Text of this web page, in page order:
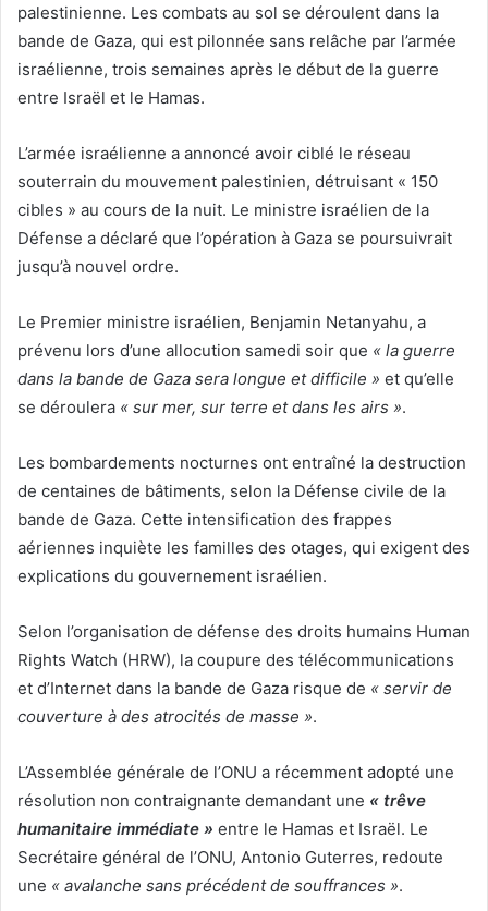
palestinienne. Les combats au sol se déroulent dans la
bande de Gaza, qui est pilonnée sans relâche par l’armée
israélienne, trois semaines après le début de la guerre
entre Israël et le Hamas.
L’armée israélienne a annoncé avoir ciblé le réseau
souterrain du mouvement palestinien, détruisant « 150
cibles » au cours de la nuit. Le ministre israélien de la
Défense a déclaré que l’opération à Gaza se poursuivrait
jusqu’à nouvel ordre.
Le Premier ministre israélien, Benjamin Netanyahu, a
prévenu lors d’une allocution samedi soir que « la guerre
dans la bande de Gaza sera longue et difficile » et qu’elle
se déroulera « sur mer, sur terre et dans les airs ».
Les bombardements nocturnes ont entraîné la destruction
de centaines de bâtiments, selon la Défense civile de la
bande de Gaza. Cette intensification des frappes
aériennes inquiète les familles des otages, qui exigent des
explications du gouvernement israélien.
Selon l’organisation de défense des droits humains Human
Rights Watch (HRW), la coupure des télécommunications
et d’Internet dans la bande de Gaza risque de « servir de
couverture à des atrocités de masse ».
L’Assemblée générale de l’ONU a récemment adopté une
résolution non contraignante demandant une « trêve
humanitaire immédiate » entre le Hamas et Israël. Le
Secrétaire général de l’ONU, Antonio Guterres, redoute
une « avalanche sans précédent de souffrances ».